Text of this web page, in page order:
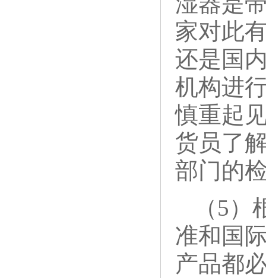
家对此
还是国
机构进
慎重起
货员了
部门的
（5
准和国
产品都